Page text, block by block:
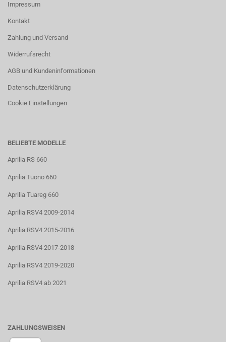
Impressum
Kontakt
Zahlung und Versand
Widerrufsrecht
AGB und Kundeninformationen
Datenschutzerklärung
Cookie Einstellungen
BELIEBTE MODELLE
Aprilia RS 660
Aprilia Tuono 660
Aprilia Tuareg 660
Aprilia RSV4 2009-2014
Aprilia RSV4 2015-2016
Aprilia RSV4 2017-2018
Aprilia RSV4 2019-2020
Aprilia RSV4 ab 2021
ZAHLUNGSWEISEN